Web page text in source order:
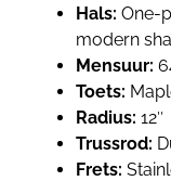
Hals: One-
modern
Mensuur:
Toets:
Radius: 12″
Trussrod:
Frets: